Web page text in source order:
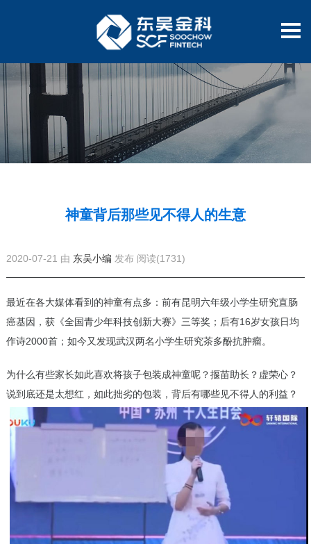
神童背后那些见不得人的生意
2020-07-21 由 东吴小编 发布 阅读(1731)
最近在各大媒体看到的神童有点多：前有昆明六年级小学生研究直肠
癌基因，获《全国青少年科技创新大赛》三等奖；后有16岁女孩日均
作诗2000首；如今又发现武汉两名小学生研究茶多酚抗肿瘤。
为什么有些家长如此喜欢将孩子包装成神童呢？揠苗助长？虚荣心？
说到底还是太想红，如此拙劣的包装，背后有哪些见不得人的利益？